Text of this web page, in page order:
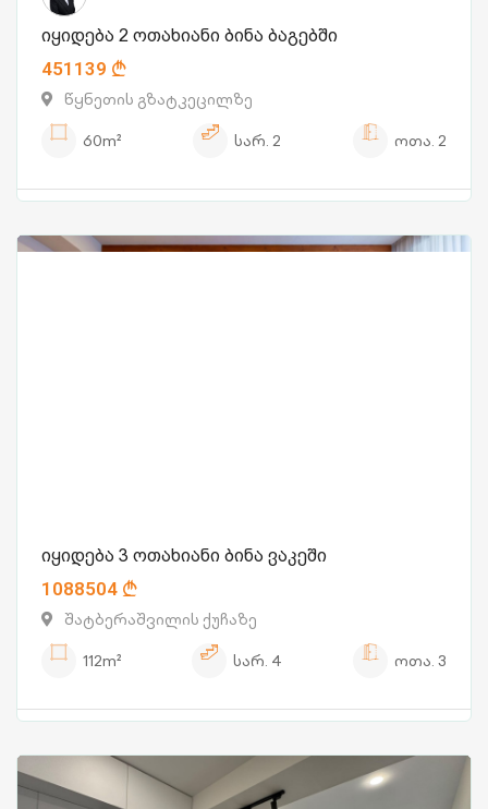
იყიდება 2 ოთახიანი ბინა ბაგებში
451139
წყნეთის გზატკეცილზე
60m²
სარ. 2 ოთა. 2
იყიდება 3 ოთახიანი ბინა ვაკეში
1088504
შატბერაშვილის ქუჩაზე
112m²
სარ. 4 ოთა. 3